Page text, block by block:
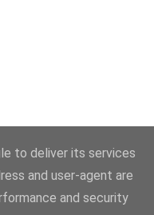
de Blogger
to deliver its services
and user-agent are
and security